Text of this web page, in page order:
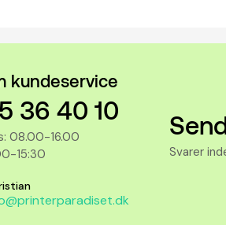
kundeservice
36 40 10
08.00-16.00
15:30
Svarer